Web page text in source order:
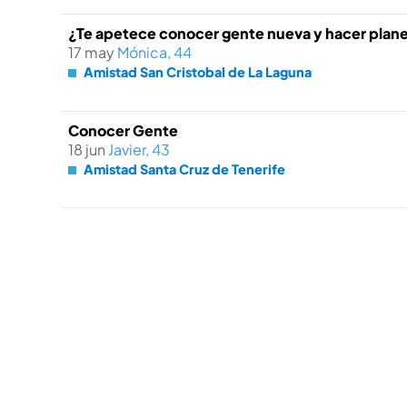
¿Te apetece conocer gente nueva y hacer
17 mayMónica, 44
Amistad San Cristobal de La Laguna
Conocer Gente
18 jun Javier, 43
Amistad Santa Cruz de Tenerife